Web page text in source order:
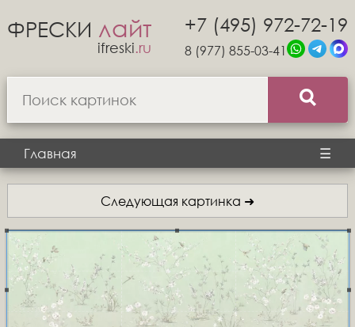
ФРЕСКИ лайт
ifreski.ru
+7 (495) 972-72-19
8 (977) 855-03-41
Главная ☰
Следующая картинка ➜